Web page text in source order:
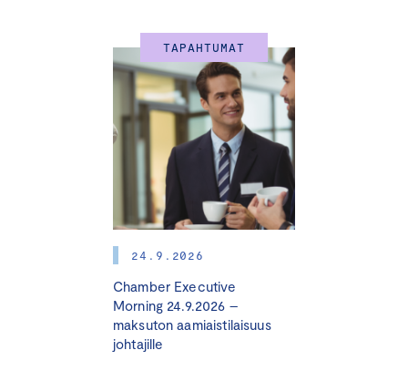
TAPAHTUMAT
24.9.2026
Chamber Executive
Morning 24.9.2026 –
maksuton aamiaistilaisuus
johtajille